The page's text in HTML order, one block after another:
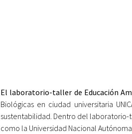
El laboratorio-taller de Educación
Biológicas en ciudad universitaria
sustentabilidad. Dentro del
como la Universidad Nacional